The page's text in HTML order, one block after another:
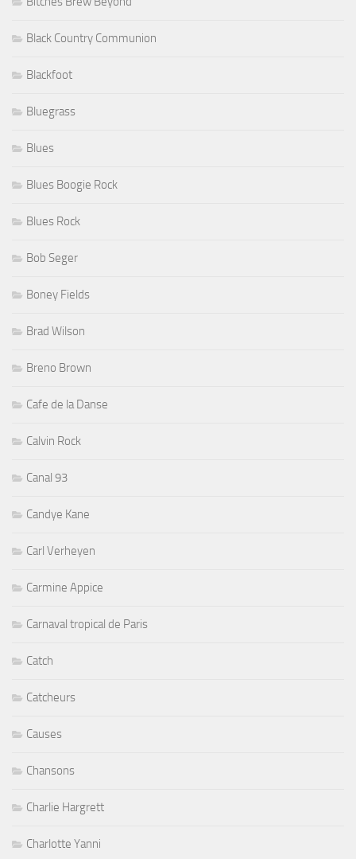
Black Country Communion
Blackfoot
Bluegrass
Blues
Blues Boogie Rock
Blues Rock
Bob Seger
Boney Fields
Brad Wilson
Breno Brown
Cafe de la Danse
Calvin Rock
Canal 93
Candye Kane
Carl Verheyen
Carmine Appice
Carnaval tropical de Paris
Catch
Catcheurs
Causes
Chansons
Charlie Hargrett
Charlotte Yanni